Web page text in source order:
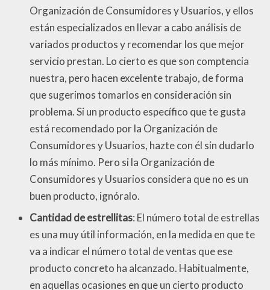
Organización de Consumidores y Usuarios, y ellos
están especializados en llevar a cabo análisis de
variados productos y recomendar los que mejor
servicio prestan. Lo cierto es que son comptencia
nuestra, pero hacen excelente trabajo, de forma
que sugerimos tomarlos en consideración sin
problema. Si un producto específico que te gusta
está recomendado por la Organización de
Consumidores y Usuarios, hazte con él sin dudarlo
lo más mínimo. Pero si la Organización de
Consumidores y Usuarios considera que no es un
buen producto, ignóralo.
Cantidad de estrellitas: El número total de estrellas
es una muy útil información, en la medida en que te
va a indicar el número total de ventas que ese
producto concreto ha alcanzado. Habitualmente,
en aquellas ocasiones en que un cierto producto